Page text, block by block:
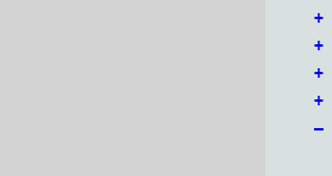
+
+
+
+
–